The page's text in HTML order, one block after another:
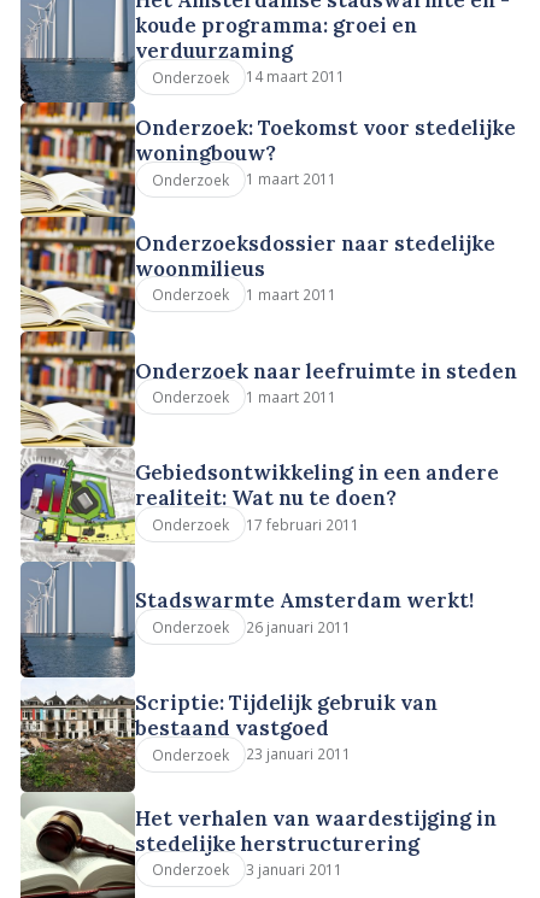
koude programma: groei en
verduurzaming
Onderzoek 14 maart 2011
Onderzoek: Toekomst voor stedelijke
woningbouw?
Onderzoek 1 maart 2011
Onderzoeksdossier naar stedelijke
woonmilieus
Onderzoek 1 maart 2011
Onderzoek naar leefruimte in steden
Onderzoek 1 maart 2011
Gebiedsontwikkeling in een andere
realiteit: Wat nu te doen?
Onderzoek 17 februari 2011
Stadswarmte Amsterdam werkt!
Onderzoek 26 januari 2011
Scriptie: Tijdelijk gebruik van
bestaand vastgoed
Onderzoek 23 januari 2011
Het verhalen van waardestijging in
stedelijke herstructurering
Onderzoek 3 januari 2011